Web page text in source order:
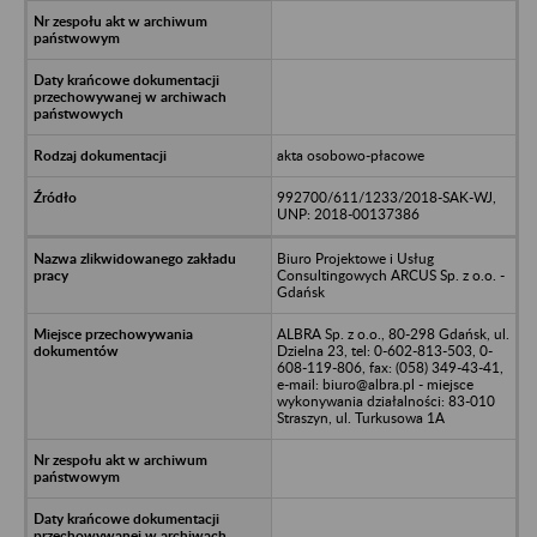
akta osobowo-płacowe
992700/611/1233/2018-SAK-WJ,
UNP: 2018-00137386
Biuro Projektowe i Usług
Consultingowych ARCUS Sp. z o.o. -
Gdańsk
ALBRA Sp. z o.o., 80-298 Gdańsk, ul.
Dzielna 23, tel: 0-602-813-503, 0-
608-119-806, fax: (058) 349-43-41,
e-mail: biuro@albra.pl - miejsce
wykonywania działalności: 83-010
Straszyn, ul. Turkusowa 1A